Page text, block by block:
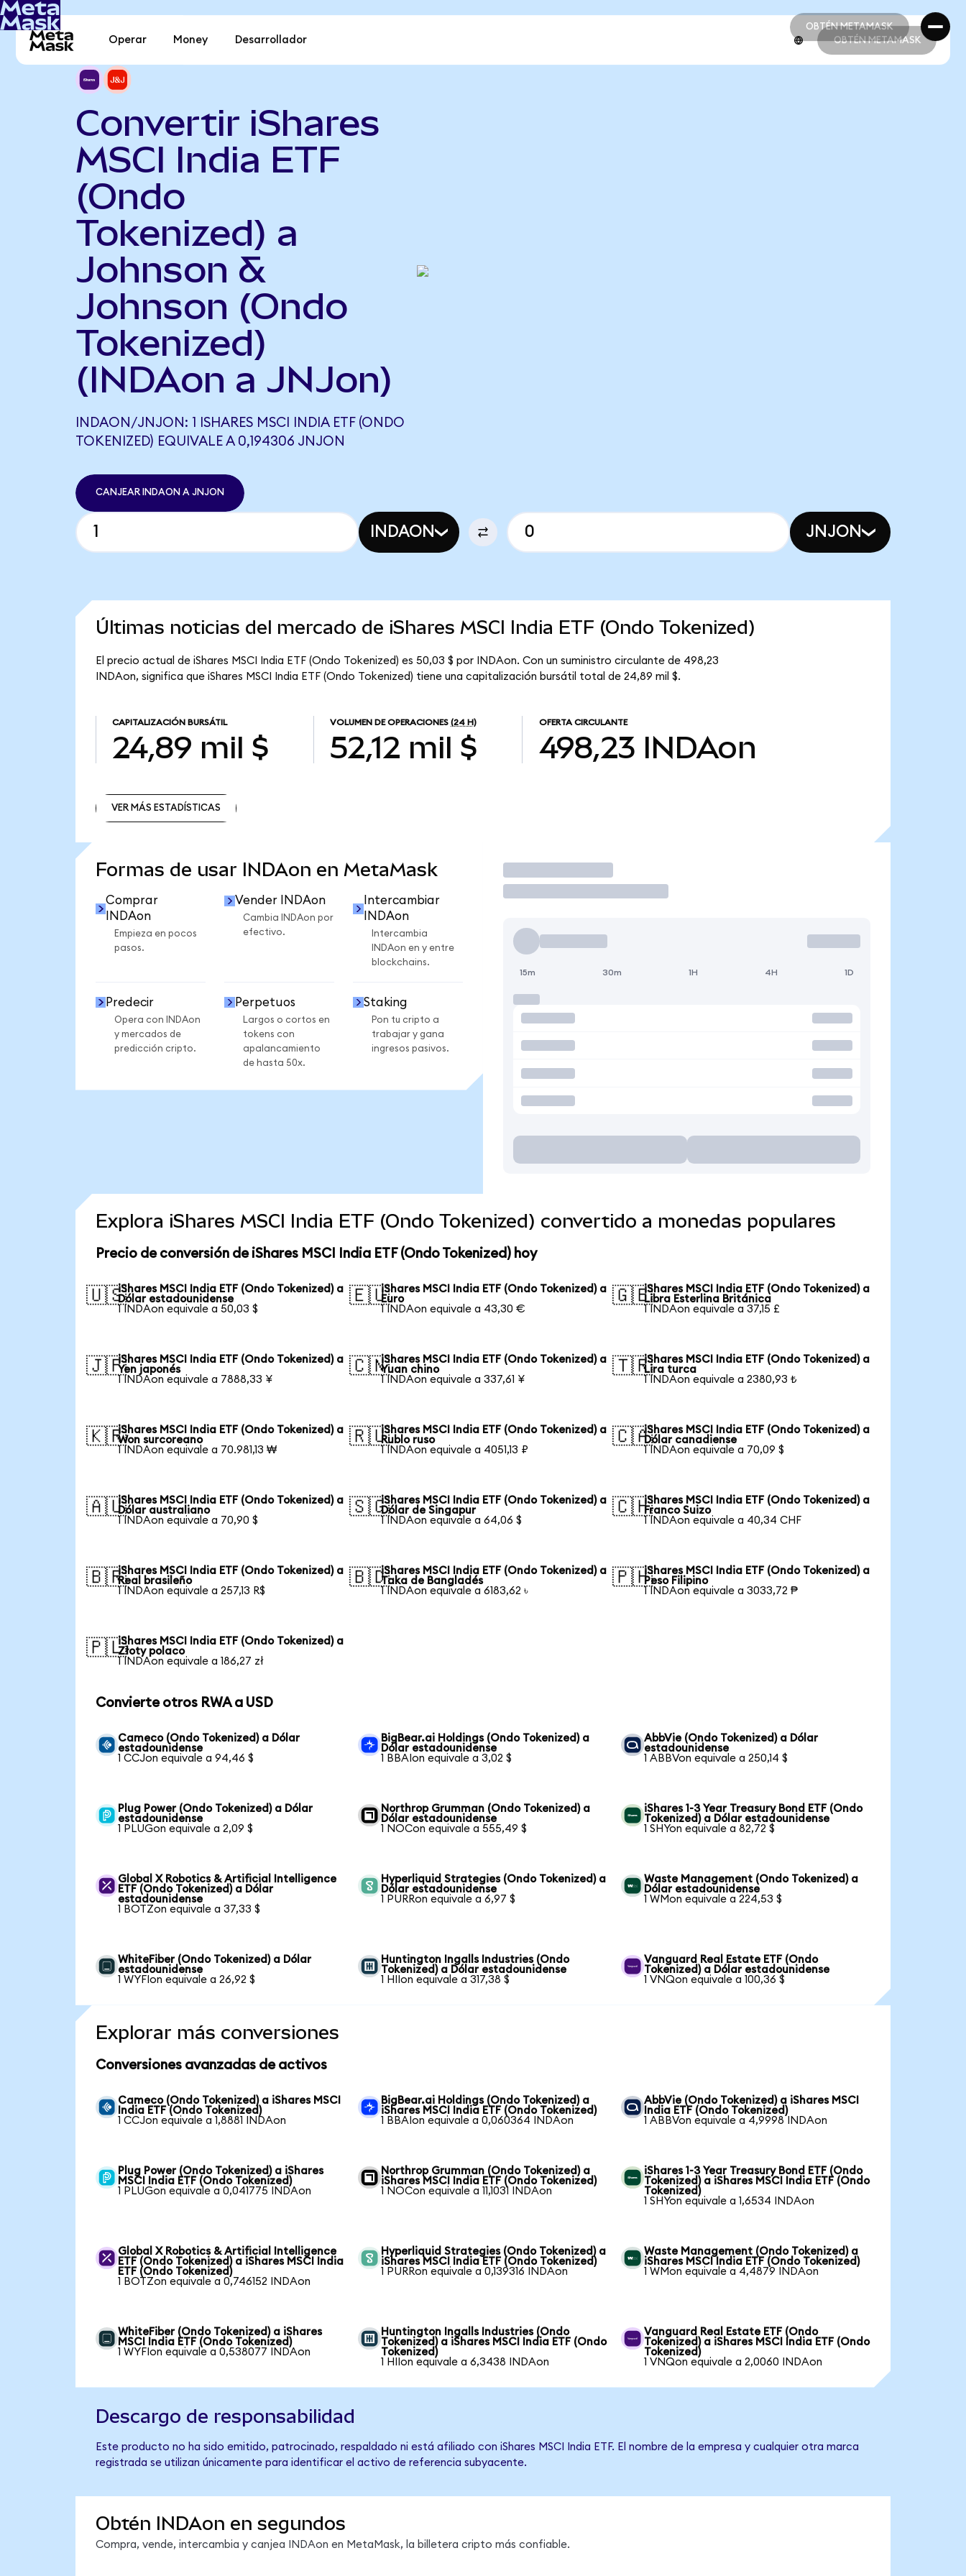
OBTÉN METAMASK
OBTÉN METAMASK
Operar Money Desarrollador OBTÉN METAMASK
Convertir iShares
MSCI India ETF
(Ondo
Tokenized) a
Johnson &
Johnson (Ondo
Tokenized)
(INDAon a JNJon)
INDAON/JNJON: 1 ISHARES MSCI INDIA ETF (ONDO
TOKENIZED) EQUIVALE A 0,194306 JNJON
CANJEAR INDAON A JNJON
INDAON JNJON
Últimas noticias del mercado de iShares MSCI India ETF (Ondo Tokenized)
El precio actual de iShares MSCI India ETF (Ondo Tokenized) es 50,03 $ por INDAon. Con un suministro circulante de 498,23
INDAon, significa que iShares MSCI India ETF (Ondo Tokenized) tiene una capitalización bursátil total de 24,89 mil $.
CAPITALIZACIÓN BURSÁTIL
24,89 mil $
VOLUMEN DE OPERACIONES (24 H)
52,12 mil $
OFERTA CIRCULANTE
498,23 INDAon
VER MÁS ESTADÍSTICAS
Formas de usar INDAon en MetaMask
Comprar
INDAon
Empieza en pocos
pasos.
Vender INDAon
Cambia INDAon por
efectivo.
Intercambiar
INDAon
Intercambia
INDAon en y entre
blockchains.
Predecir
Opera con INDAon
y mercados de
predicción cripto.
Perpetuos
Largos o cortos en
tokens con
apalancamiento
de hasta 50x.
Staking
Pon tu cripto a
trabajar y gana
ingresos pasivos.
Operar
15m 30m 1H 4H 1D
Explora iShares MSCI India ETF (Ondo Tokenized) convertido a monedas populares
Precio de conversión de iShares MSCI India ETF (Ondo Tokenized) hoy
🇺🇸iShares MSCI India ETF (Ondo Tokenized) a
Dólar estadounidense
1 INDAon equivale a 50,03 $
🇪🇺iShares MSCI India ETF (Ondo Tokenized) a
Euro
1 INDAon equivale a 43,30 €
🇬🇧iShares MSCI India ETF (Ondo Tokenized) a
Libra Esterlina Británica
1 INDAon equivale a 37,15 £
🇯🇵iShares MSCI India ETF (Ondo Tokenized) a
Yen japonés
1 INDAon equivale a 7888,33 ¥
🇨🇳iShares MSCI India ETF (Ondo Tokenized) a
Yuan chino
1 INDAon equivale a 337,61 ¥
🇹🇷iShares MSCI India ETF (Ondo Tokenized) a
Lira turca
1 INDAon equivale a 2380,93 ₺
🇰🇷iShares MSCI India ETF (Ondo Tokenized) a
Won surcoreano
1 INDAon equivale a 70.981,13 ₩
🇷🇺iShares MSCI India ETF (Ondo Tokenized) a
Rublo ruso
1 INDAon equivale a 4051,13 ₽
🇨🇦iShares MSCI India ETF (Ondo Tokenized) a
Dólar canadiense
1 INDAon equivale a 70,09 $
🇦🇺iShares MSCI India ETF (Ondo Tokenized) a
Dólar australiano
1 INDAon equivale a 70,90 $
🇸🇬iShares MSCI India ETF (Ondo Tokenized) a
Dólar de Singapur
1 INDAon equivale a 64,06 $
🇨🇭iShares MSCI India ETF (Ondo Tokenized) a
Franco Suizo
1 INDAon equivale a 40,34 CHF
🇧🇷iShares MSCI India ETF (Ondo Tokenized) a
Real brasileño
1 INDAon equivale a 257,13 R$
🇧🇩iShares MSCI India ETF (Ondo Tokenized) a
Taka de Bangladés
1 INDAon equivale a 6183,62 ৳
🇵🇭iShares MSCI India ETF (Ondo Tokenized) a
Peso Filipino
1 INDAon equivale a 3033,72 ₱
🇵🇱iShares MSCI India ETF (Ondo Tokenized) a
Złoty polaco
1 INDAon equivale a 186,27 zł
Convierte otros RWA a USD
Cameco (Ondo Tokenized) a Dólar
estadounidense
1 CCJon equivale a 94,46 $
BigBear.ai Holdings (Ondo Tokenized) a
Dólar estadounidense
1 BBAIon equivale a 3,02 $
AbbVie (Ondo Tokenized) a Dólar
estadounidense
1 ABBVon equivale a 250,14 $
Plug Power (Ondo Tokenized) a Dólar
estadounidense
1 PLUGon equivale a 2,09 $
Northrop Grumman (Ondo Tokenized) a
Dólar estadounidense
1 NOCon equivale a 555,49 $
iShares 1-3 Year Treasury Bond ETF (Ondo
Tokenized) a Dólar estadounidense
1 SHYon equivale a 82,72 $
Global X Robotics & Artificial Intelligence
ETF (Ondo Tokenized) a Dólar
estadounidense
1 BOTZon equivale a 37,33 $
Hyperliquid Strategies (Ondo Tokenized) a
Dólar estadounidense
1 PURRon equivale a 6,97 $
Waste Management (Ondo Tokenized) a
Dólar estadounidense
1 WMon equivale a 224,53 $
WhiteFiber (Ondo Tokenized) a Dólar
estadounidense
1 WYFIon equivale a 26,92 $
Huntington Ingalls Industries (Ondo
Tokenized) a Dólar estadounidense
1 HIIon equivale a 317,38 $
Vanguard Real Estate ETF (Ondo
Tokenized) a Dólar estadounidense
1 VNQon equivale a 100,36 $
Explorar más conversiones
Conversiones avanzadas de activos
Cameco (Ondo Tokenized) a iShares MSCI
India ETF (Ondo Tokenized)
1 CCJon equivale a 1,8881 INDAon
BigBear.ai Holdings (Ondo Tokenized) a
iShares MSCI India ETF (Ondo Tokenized)
1 BBAIon equivale a 0,060364 INDAon
AbbVie (Ondo Tokenized) a iShares MSCI
India ETF (Ondo Tokenized)
1 ABBVon equivale a 4,9998 INDAon
Plug Power (Ondo Tokenized) a iShares
MSCI India ETF (Ondo Tokenized)
1 PLUGon equivale a 0,041775 INDAon
Northrop Grumman (Ondo Tokenized) a
iShares MSCI India ETF (Ondo Tokenized)
1 NOCon equivale a 11,1031 INDAon
iShares 1-3 Year Treasury Bond ETF (Ondo
Tokenized) a iShares MSCI India ETF (Ondo
Tokenized)
1 SHYon equivale a 1,6534 INDAon
Global X Robotics & Artificial Intelligence
ETF (Ondo Tokenized) a iShares MSCI India
ETF (Ondo Tokenized)
1 BOTZon equivale a 0,746152 INDAon
Hyperliquid Strategies (Ondo Tokenized) a
iShares MSCI India ETF (Ondo Tokenized)
1 PURRon equivale a 0,139316 INDAon
Waste Management (Ondo Tokenized) a
iShares MSCI India ETF (Ondo Tokenized)
1 WMon equivale a 4,4879 INDAon
WhiteFiber (Ondo Tokenized) a iShares
MSCI India ETF (Ondo Tokenized)
1 WYFIon equivale a 0,538077 INDAon
Huntington Ingalls Industries (Ondo
Tokenized) a iShares MSCI India ETF (Ondo
Tokenized)
1 HIIon equivale a 6,3438 INDAon
Vanguard Real Estate ETF (Ondo
Tokenized) a iShares MSCI India ETF (Ondo
Tokenized)
1 VNQon equivale a 2,0060 INDAon
Descargo de responsabilidad
Este producto no ha sido emitido, patrocinado, respaldado ni está afiliado con iShares MSCI India ETF. El nombre de la empresa y cualquier otra marca
registrada se utilizan únicamente para identificar el activo de referencia subyacente.
Obtén INDAon en segundos
Compra, vende, intercambia y canjea INDAon en MetaMask, la billetera cripto más confiable.